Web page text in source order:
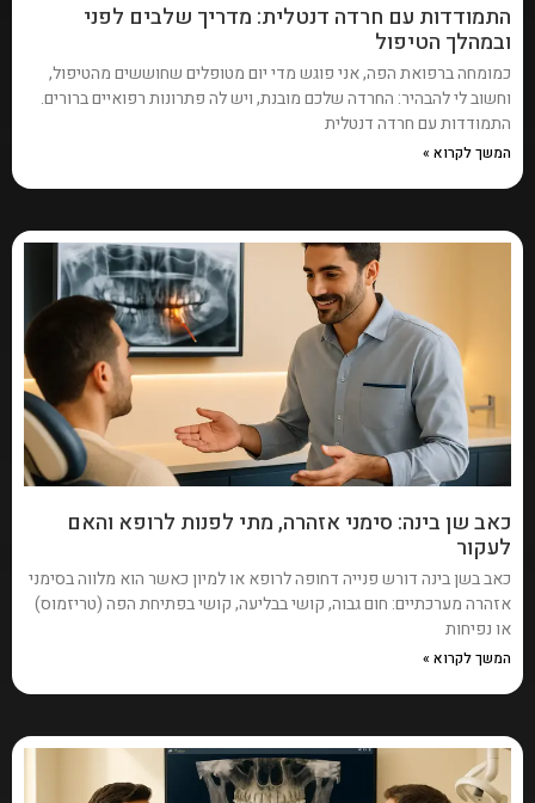
התמודדות עם חרדה דנטלית: מדריך שלבים לפני
ובמהלך הטיפול
כמומחה ברפואת הפה, אני פוגש מדי יום מטופלים שחוששים מהטיפול,
וחשוב לי להבהיר: החרדה שלכם מובנת, ויש לה פתרונות רפואיים ברורים.
התמודדות עם חרדה דנטלית
המשך לקרוא »
כאב שן בינה: סימני אזהרה, מתי לפנות לרופא והאם
לעקור
כאב בשן בינה דורש פנייה דחופה לרופא או למיון כאשר הוא מלווה בסימני
אזהרה מערכתיים: חום גבוה, קושי בבליעה, קושי בפתיחת הפה (טריזמוס)
או נפיחות
המשך לקרוא »